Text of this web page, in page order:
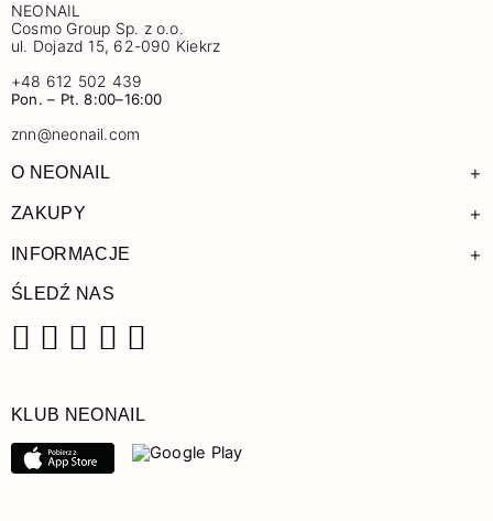
NEONAIL
Cosmo Group Sp. z o.o.
ul. Dojazd 15, 62-090 Kiekrz
+48 612 502 439
Pon. – Pt. 8:00–16:00
znn@neonail.com
O NEONAIL +
ZAKUPY +
INFORMACJE +
ŚLEDŹ NAS
KLUB NEONAIL